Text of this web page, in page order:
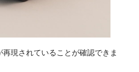
現されていることが確認できま